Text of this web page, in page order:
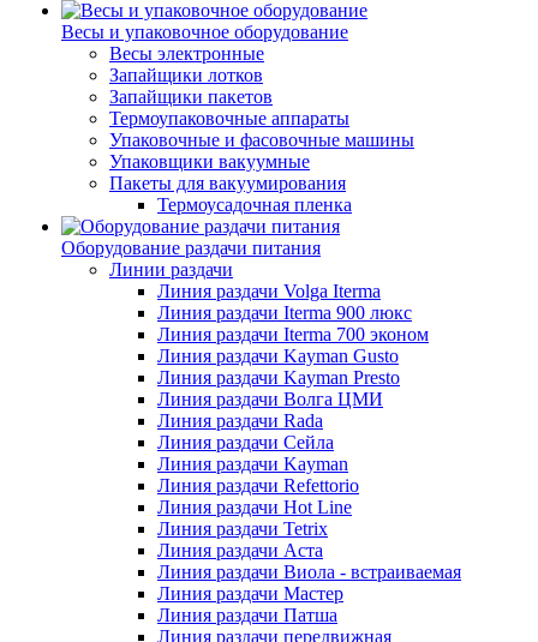
Весы и упаковочное оборудование
Весы электронные
Запайщики лотков
Запайщики пакетов
Термоупаковочные аппараты
Упаковочные и фасовочные машины
Упаковщики вакуумные
Пакеты для вакуумирования
Термоусадочная пленка
Оборудование раздачи питания
Линии раздачи
Линия раздачи Volga Iterma
Линия раздачи Iterma 900 люкс
Линия раздачи Iterma 700 эконом
Линия раздачи Kayman Gusto
Линия раздачи Kayman Presto
Линия раздачи Волга ЦМИ
Линия раздачи Rada
Линия раздачи Сейла
Линия раздачи Kayman
Линия раздачи Refettorio
Линия раздачи Hot Line
Линия раздачи Tetrix
Линия раздачи Аста
Линия раздачи Виола - встраиваемая
Линия раздачи Мастер
Линия раздачи Патша
Линия раздачи передвижная